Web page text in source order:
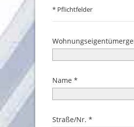
* Pflichtfelder
Name
Straße/Nr.